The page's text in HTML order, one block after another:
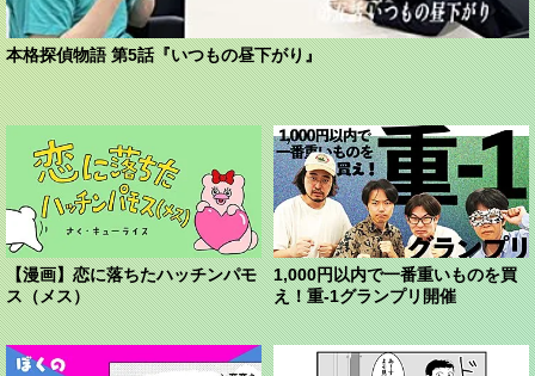
本格探偵物語 第5話『いつもの昼下がり』
【漫画】恋に落ちたハッチンパモ
ス（メス）
1,000円以内で一番重いものを買
え！重-1グランプリ開催